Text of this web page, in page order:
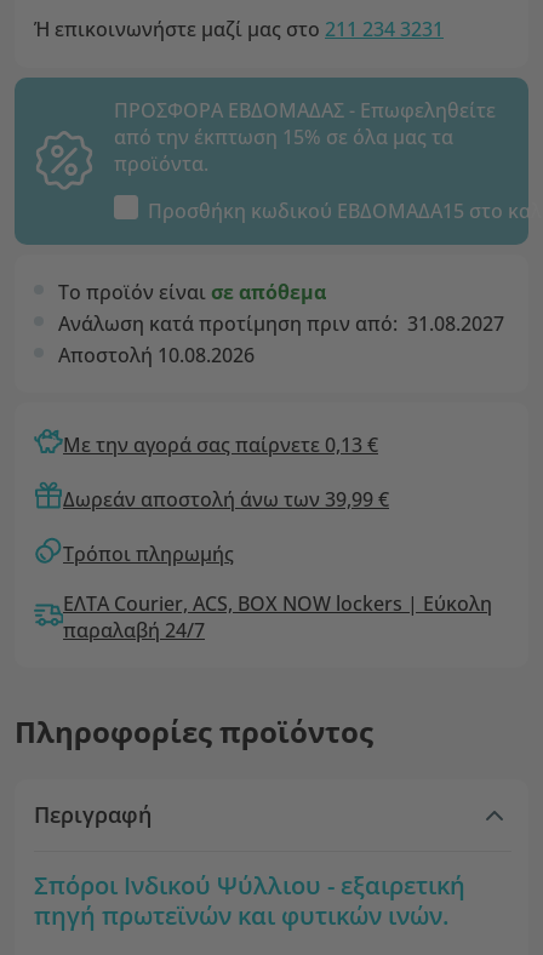
Ή επικοινωνήστε μαζί μας στο 211 234 3231
ΠΡΟΣΦΟΡΑ ΕΒΔΟΜΑΔΑΣ - Επωφεληθείτε
από την έκπτωση 15% σε όλα μας τα
προϊόντα.
Προσθήκη κωδικού ΕΒΔΟΜΑΔΑ15 στο
Το προϊόν είναι σε απόθεμα
Ανάλωση κατά προτίμηση πριν από: 31.08.2027
Αποστολή 10.08.2026
Με την αγορά σας παίρνετε 0,13 €
Δωρεάν αποστολή άνω των 39,99 €
Τρόποι πληρωμής
ΕΛΤΑ Courier, ACS, BOX NOW lockers | Εύκολη
παραλαβή 24/7
Πληροφορίες προϊόντος
Περιγραφή
Σπόροι Ινδικού Ψύλλιου - εξαιρετική
πηγή πρωτεϊνών και φυτικών ινών.